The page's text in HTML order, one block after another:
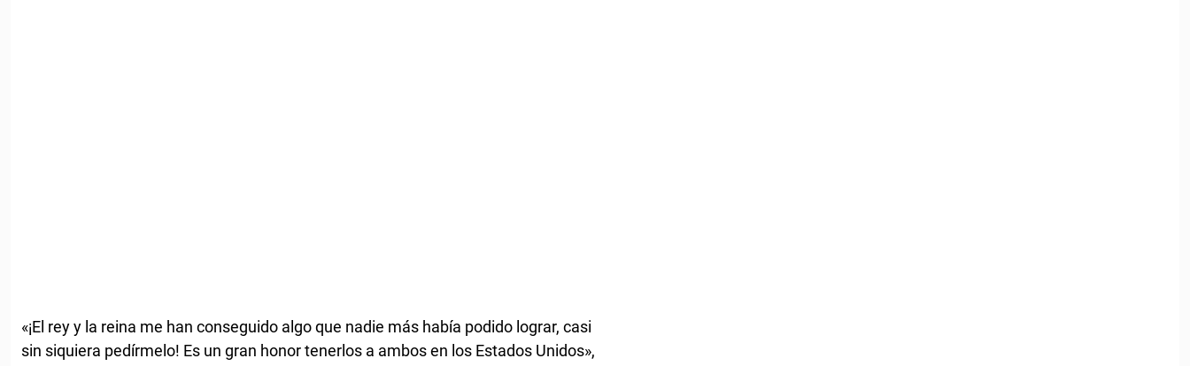
«¡El rey y la reina me han conseguido algo que nadie más había podido lograr, casi
sin siquiera pedírmelo! Es un gran honor tenerlos a ambos en los Estados Unidos»,